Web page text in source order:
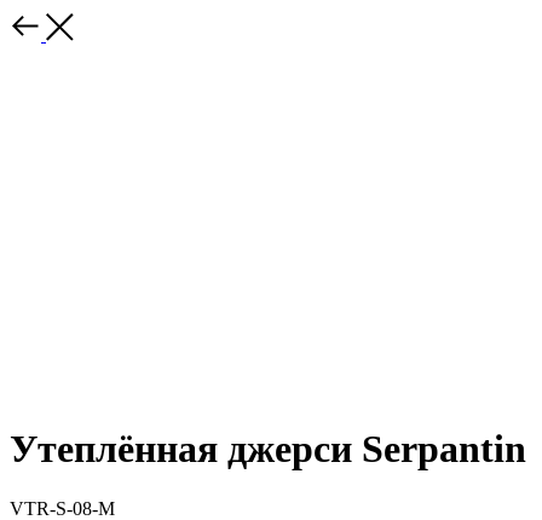
Утеплённая джерси Serpantin
VTR-S-08-M